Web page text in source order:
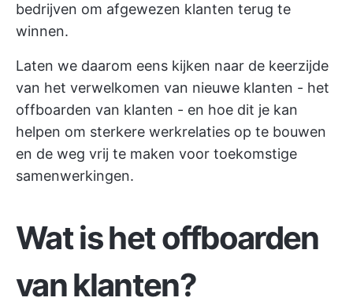
bedrijven om afgewezen klanten terug te
winnen.
Laten we daarom eens kijken naar de keerzijde
van het verwelkomen van nieuwe klanten - het
offboarden van klanten - en hoe dit je kan
helpen om sterkere werkrelaties op te bouwen
en de weg vrij te maken voor toekomstige
samenwerkingen.
Wat is het offboarden
van klanten?